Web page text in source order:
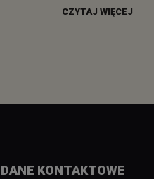
CZYTAJ WIĘCEJ
DANE KONTAKTOWE